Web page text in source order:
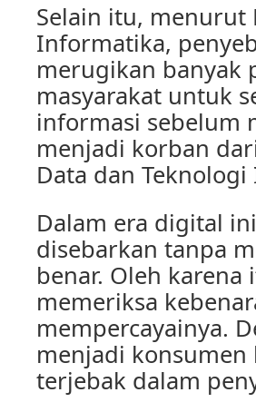
Selain itu, menurut
Informatika,
merugikan banyak
masyarakat untuk
informasi sebelum
menjadi korban
Data dan
Dalam era digital
disebarkan tanpa
benar. Oleh
memeriksa
mempercayainya.
menjadi
terjebak dalam